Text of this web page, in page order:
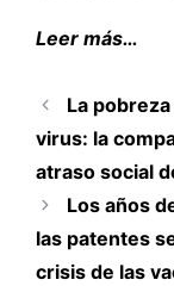
Leer más…
La
virus: la
atraso social
Los años
las patentes
crisis de las